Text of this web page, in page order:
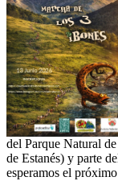
del Parque Natural
de Estanés) y parte
esperamos el